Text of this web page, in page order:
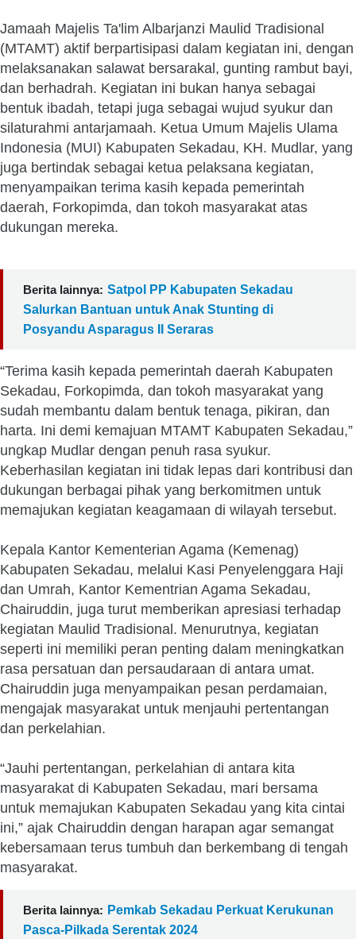
Jamaah Majelis Ta'lim Albarjanzi Maulid Tradisional
(MTAMT) aktif berpartisipasi dalam kegiatan ini, dengan
melaksanakan salawat bersarakal, gunting rambut bayi,
dan berhadrah. Kegiatan ini bukan hanya sebagai
bentuk ibadah, tetapi juga sebagai wujud syukur dan
silaturahmi antarjamaah. Ketua Umum Majelis Ulama
Indonesia (MUI) Kabupaten Sekadau, KH. Mudlar, yang
juga bertindak sebagai ketua pelaksana kegiatan,
menyampaikan terima kasih kepada pemerintah
daerah, Forkopimda, dan tokoh masyarakat atas
dukungan mereka.
Berita lainnya: Satpol PP Kabupaten Sekadau
Salurkan Bantuan untuk Anak Stunting di
Posyandu Asparagus II Seraras
“Terima kasih kepada pemerintah daerah Kabupaten
Sekadau, Forkopimda, dan tokoh masyarakat yang
sudah membantu dalam bentuk tenaga, pikiran, dan
harta. Ini demi kemajuan MTAMT Kabupaten Sekadau,”
ungkap Mudlar dengan penuh rasa syukur.
Keberhasilan kegiatan ini tidak lepas dari kontribusi dan
dukungan berbagai pihak yang berkomitmen untuk
memajukan kegiatan keagamaan di wilayah tersebut.
Kepala Kantor Kementerian Agama (Kemenag)
Kabupaten Sekadau, melalui Kasi Penyelenggara Haji
dan Umrah, Kantor Kementrian Agama Sekadau,
Chairuddin, juga turut memberikan apresiasi terhadap
kegiatan Maulid Tradisional. Menurutnya, kegiatan
seperti ini memiliki peran penting dalam meningkatkan
rasa persatuan dan persaudaraan di antara umat.
Chairuddin juga menyampaikan pesan perdamaian,
mengajak masyarakat untuk menjauhi pertentangan
dan perkelahian.
“Jauhi pertentangan, perkelahian di antara kita
masyarakat di Kabupaten Sekadau, mari bersama
untuk memajukan Kabupaten Sekadau yang kita cintai
ini,” ajak Chairuddin dengan harapan agar semangat
kebersamaan terus tumbuh dan berkembang di tengah
masyarakat.
Berita lainnya: Pemkab Sekadau Perkuat Kerukunan
Pasca-Pilkada Serentak 2024